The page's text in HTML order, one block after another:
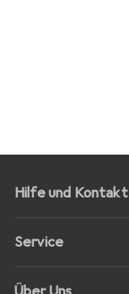
Hilfe und Kontakt
Service